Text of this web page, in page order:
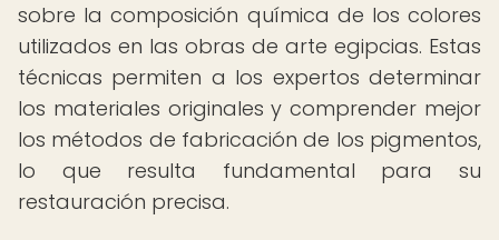
sobre la composición química de los colores
utilizados en las obras de arte egipcias. Estas
técnicas permiten a los expertos determinar
los materiales originales y comprender mejor
los métodos de fabricación de los pigmentos,
lo que resulta fundamental para su
restauración precisa.